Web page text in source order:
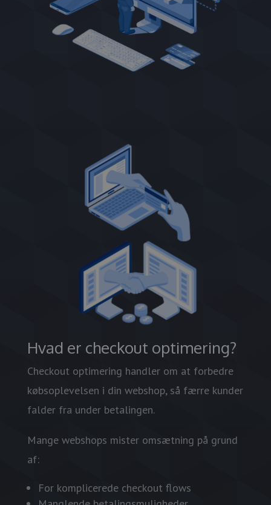
Hvad er checkout optimering?
Checkout optimering handler om at forbedre
købsoplevelsen i din webshop, så færre kunder
falder fra under betalingen.
Mange webshops mister omsætning på grund
af:
For komplicerede checkout flows